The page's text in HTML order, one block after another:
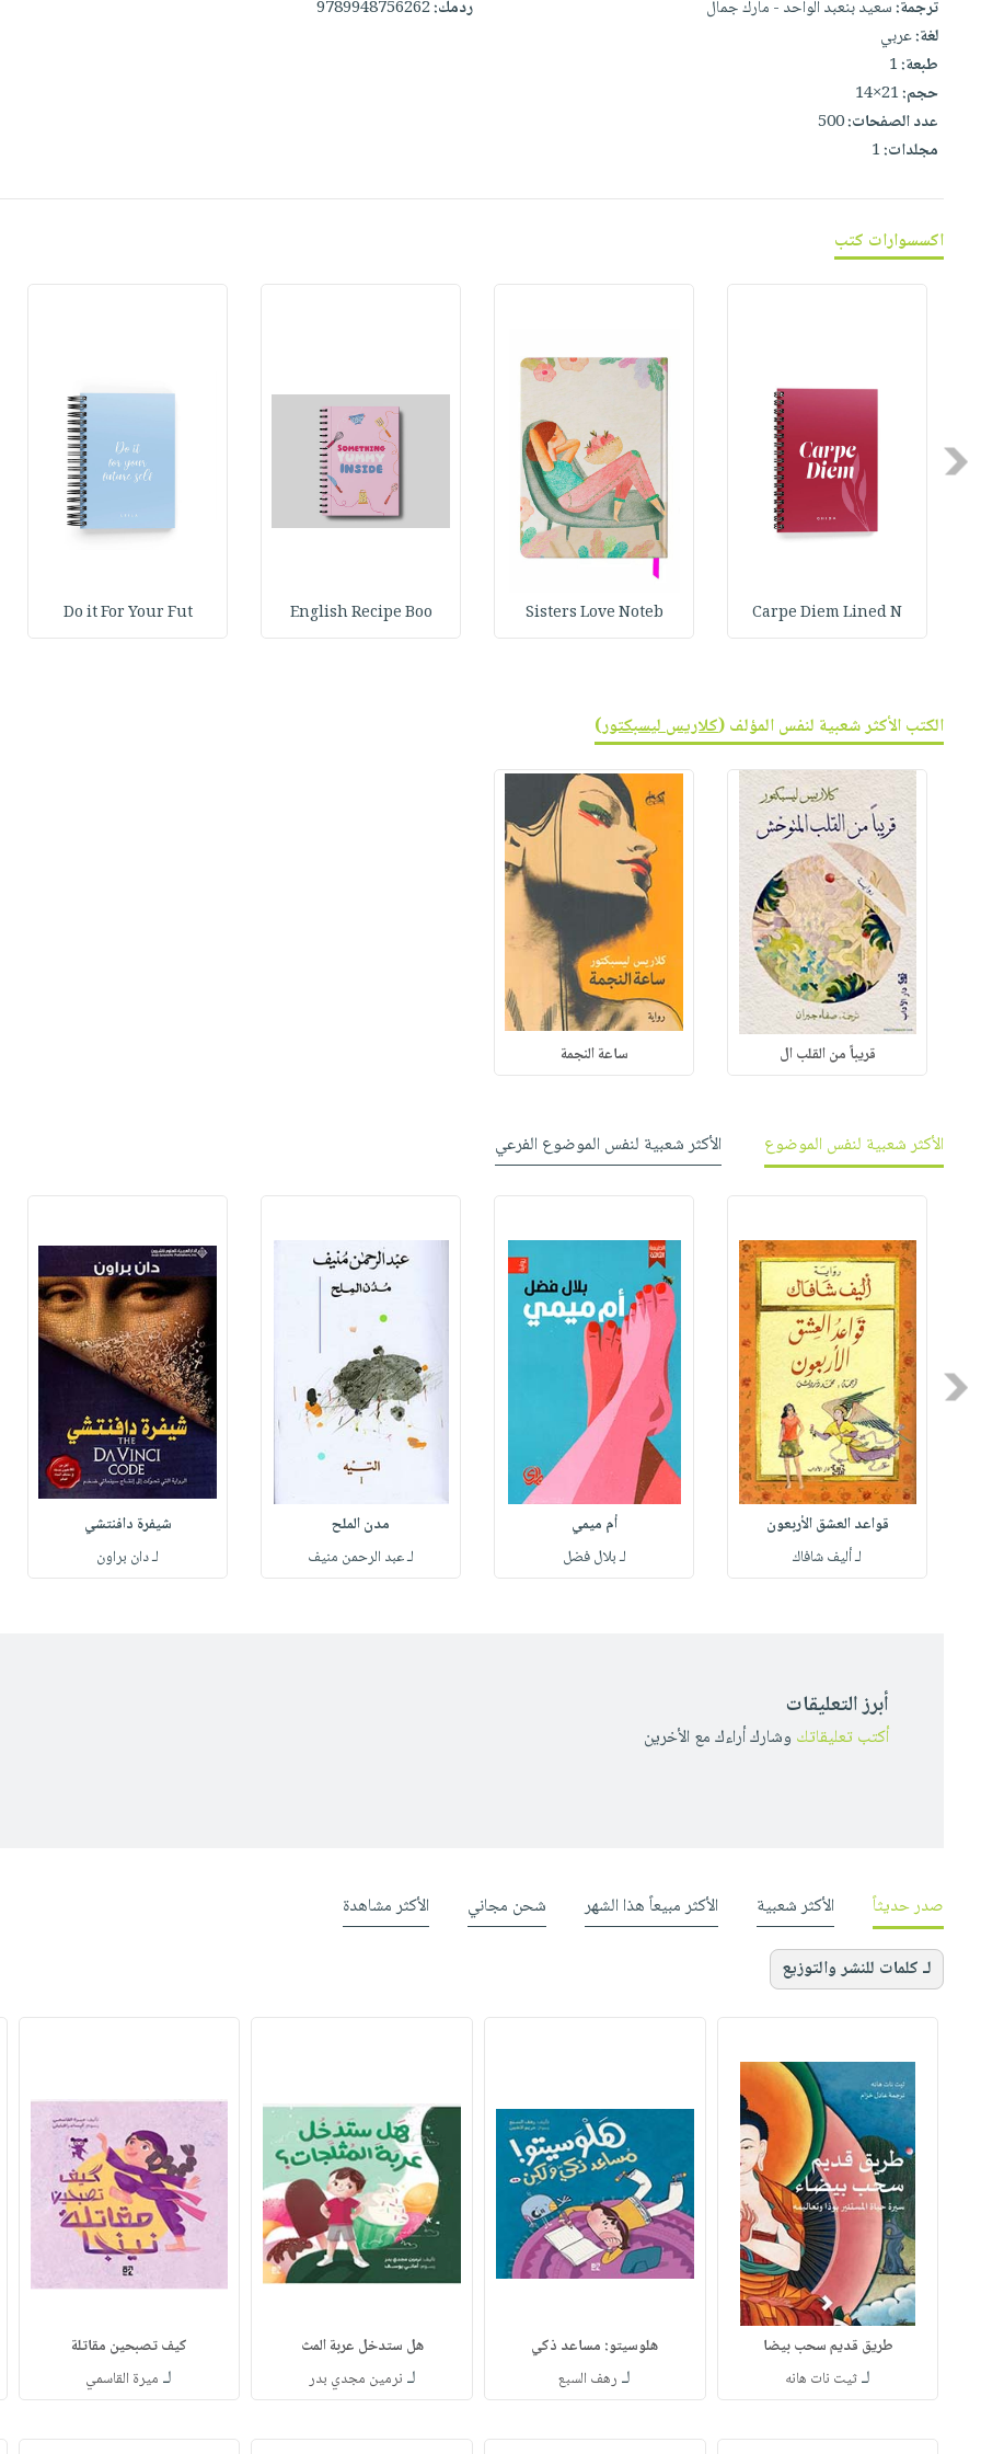
صابون
أطفال
مناسبات
فيديوهات
أسئلة
يتكرر
طرحها
خدمات
وفرات
انشر
كتابك
عربة
التسوق
نشرة
الإصدارات
ترجمة:سعيد بنعبد الواحد - مارك جمال
لغة:عربي
طبعة:1
حجم:21×14
عدد الصفحات:500
مجلدات:1
ردمك:9789948756262
اكسسوارات كتب
Previous
Carpe Diem Lined N
Sisters Love Noteb
English Recipe Boo
Do it For Your Fut
الكتب الأكثر شعبية لنفس المؤلف (كلاريس ليسبكتور)
قريباً من القلب ال ساعة النجمة
الأكثر شعبية لنفس الموضوع الأكثر شعبية لنفس الموضوع الفرعي
Previous
قواعد العشق الأربعون
لـ أليف شافاك
أم ميمي
لـ بلال فضل
مدن الملح
لـ عبد الرحمن منيف
شيفرة دافنتشي
لـ دان براون
أبرز التعليقات
أكتب تعليقاتك وشارك أراءك مع الأخرين
صدر حديثاً الأكثر شعبية الأكثر مبيعاً هذا الشهر شحن مجاني الأكثر مشاهدة
لـ كلمات للنشر والتوزيع
طريق قديم سحب بيضا
لـثيت نات هانه
هلوسيتو: مساعد ذكي
لـ رهف السبع
هل ستدخل عربة المث
لـ نرمين مجدي بدر
كيف تصبحين مقاتلة
لـ ميرة القاسمي